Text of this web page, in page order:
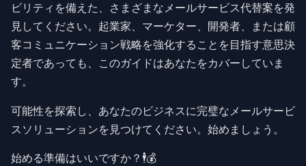
ビリティを備えた、さまざまなメールサービス代替案を発
見してください。起業家、マーケター、開発者、または顧
客コミュニケーション戦略を強化することを目指す意思決
定者であっても、このガイドはあなたをカバーしていま
す。
可能性を探索し、あなたのビジネスに完璧なメールサービ
スソリューションを見つけてください。始めましょう。
始める準備はいいですか？🕴️💰